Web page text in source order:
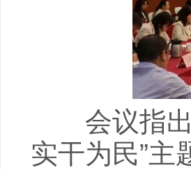
会议指出
实干为民”主